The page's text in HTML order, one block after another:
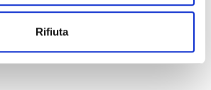
Rifiuta